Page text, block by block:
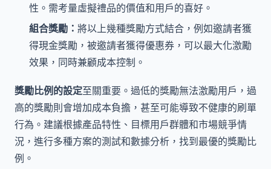
性。需考量虛擬禮品的價值和用戶的喜好。
組合獎勵： 將以上幾種獎勵方式結合，例如邀請者獲
得現金獎勵，被邀請者獲得優惠券，可以最大化激勵
效果，同時兼顧成本控制。
獎勵比例的設定至關重要。過低的獎勵無法激勵用戶，過
高的獎勵則會增加成本負擔，甚至可能導致不健康的刷單
行為。建議根據產品特性、目標用戶群體和市場競爭情
況，進行多種方案的測試和數據分析，找到最優的獎勵比
例。